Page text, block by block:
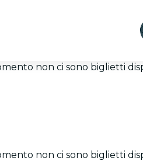
non ci sono biglietti
non ci sono biglietti